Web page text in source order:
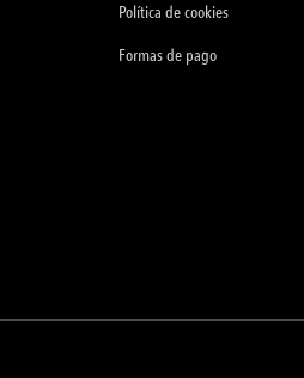
Política de cookies
Formas de pago